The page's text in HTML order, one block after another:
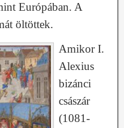
Európában. A
öltöttek.
Amikor I.
Alexius
bizánci
császár
(1081-